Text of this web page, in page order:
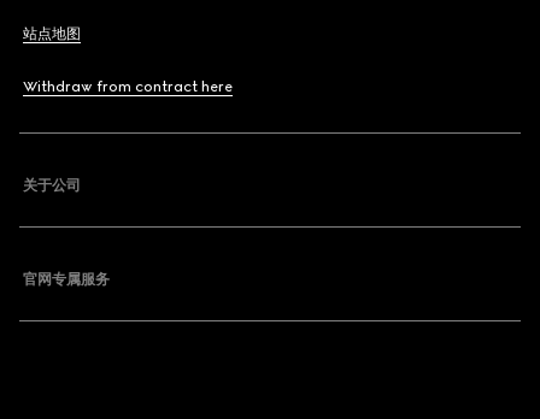
站点地图
Withdraw from contract here
关于公司
官网专属服务